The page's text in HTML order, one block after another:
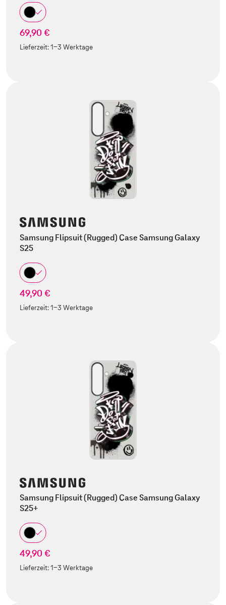
69,90 €
Lieferzeit:1-3 Werktage
Samsung Flipsuit (Rugged) Case Samsung Galaxy
S25
49,90 €
Lieferzeit:1-3 Werktage
Samsung Flipsuit (Rugged) Case Samsung Galaxy
S25+
49,90 €
Lieferzeit:1-3 Werktage